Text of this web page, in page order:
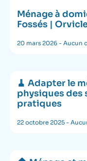
Ménage à
Fossés |
20 mars 2026 Aucun
🧹 Adapter le
physiques des
pratiques
22 octobre 2025